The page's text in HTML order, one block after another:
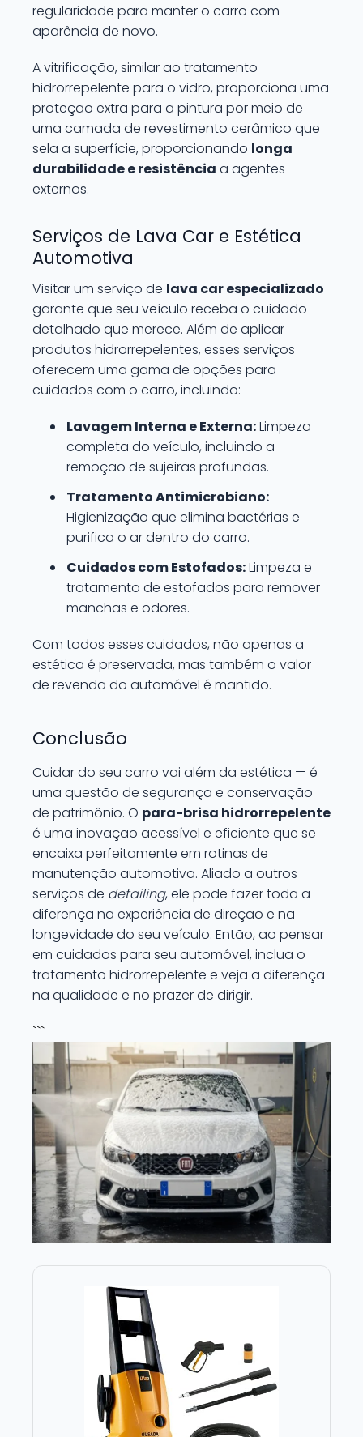
regularidade para manter o carro com
aparência de novo.
A vitrificação, similar ao tratamento
hidrorrepelente para o vidro, proporciona uma
proteção extra para a pintura por meio de
uma camada de revestimento cerâmico que
sela a superfície, proporcionando longa
durabilidade e resistência a agentes
externos.
Serviços de Lava Car e Estética
Automotiva
Visitar um serviço de lava car especializado
garante que seu veículo receba o cuidado
detalhado que merece. Além de aplicar
produtos hidrorrepelentes, esses serviços
oferecem uma gama de opções para
cuidados com o carro, incluindo:
Lavagem Interna e Externa:Limpeza
completa do veículo, incluindo a
remoção de sujeiras profundas.
Tratamento Antimicrobiano:
Higienização que elimina bactérias e
purifica o ar dentro do carro.
Cuidados com Estofados:Limpeza e
tratamento de estofados para remover
manchas e odores.
Com todos esses cuidados, não apenas a
estética é preservada, mas também o valor
de revenda do automóvel é mantido.
Conclusão
Cuidar do seu carro vai além da estética — é
uma questão de segurança e conservação
de patrimônio. O para-brisa hidrorrepelente
é uma inovação acessível e eficiente que se
encaixa perfeitamente em rotinas de
manutenção automotiva. Aliado a outros
serviços de detailing, ele pode fazer toda a
diferença na experiência de direção e na
longevidade do seu veículo. Então, ao pensar
em cuidados para seu automóvel, inclua o
tratamento hidrorrepelente e veja a diferença
na qualidade e no prazer de dirigir.
```